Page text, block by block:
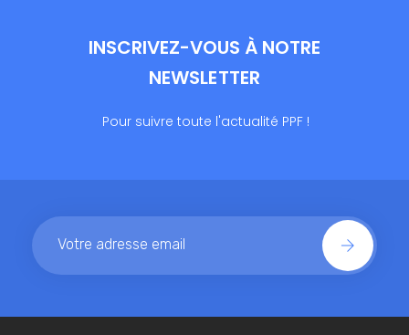
INSCRIVEZ-VOUS À NOTRE
NEWSLETTER
Pour suivre toute l'actualité PPF !